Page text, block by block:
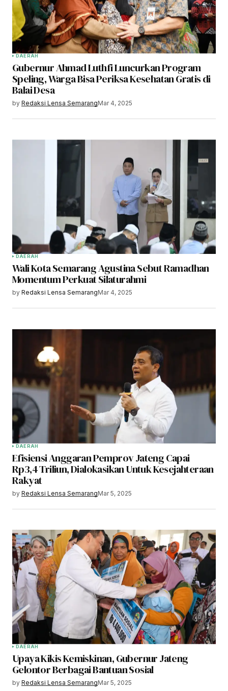
DAERAH
Gubernur Ahmad Luthfi Luncurkan Program
Speling, Warga Bisa Periksa Kesehatan Gratis di
Balai Desa
by Redaksi Lensa SemarangMar 4, 2025
DAERAH
Wali Kota Semarang Agustina Sebut Ramadhan
Momentum Perkuat Silaturahmi
by Redaksi Lensa SemarangMar 4, 2025
DAERAH
Efisiensi Anggaran Pemprov Jateng Capai
Rp3,4 Triliun, Dialokasikan Untuk Kesejahteraan
Rakyat
by Redaksi Lensa SemarangMar 5, 2025
DAERAH
Upaya Kikis Kemiskinan, Gubernur Jateng
Gelontor Berbagai Bantuan Sosial
by Redaksi Lensa SemarangMar 5, 2025